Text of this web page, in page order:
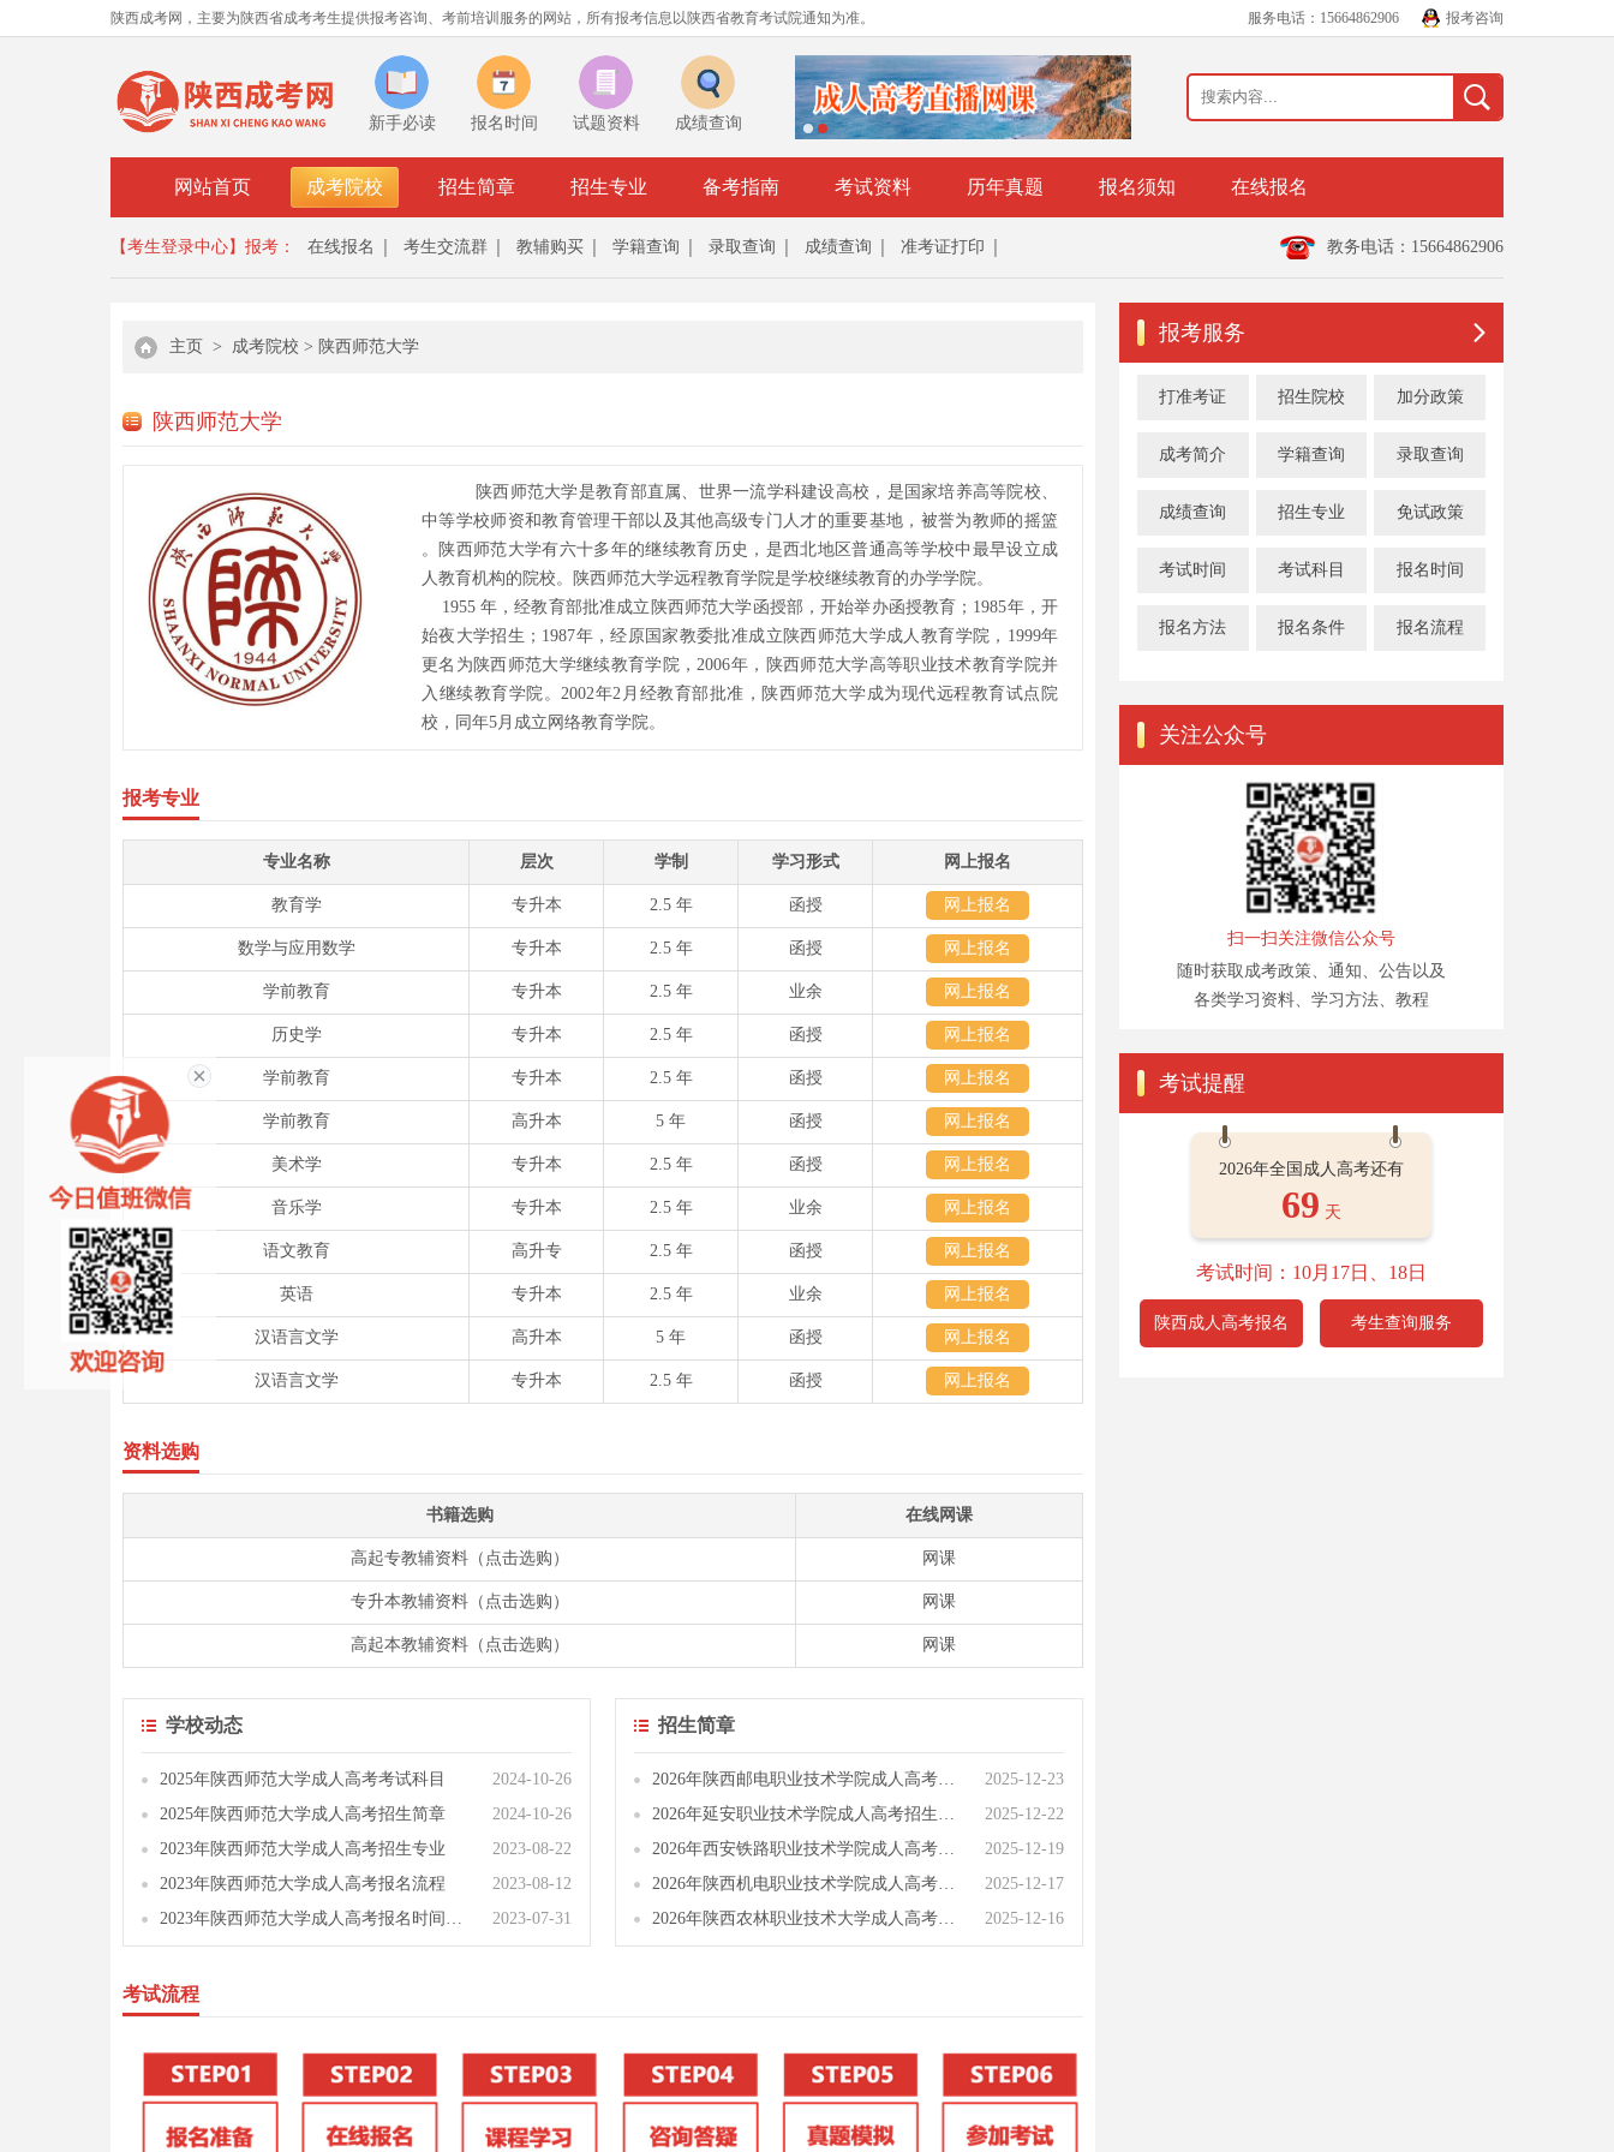
陕西成考网，主要为陕西省成考考生提供报考咨询、考前培训服务的网站，所有报考信息以陕西省教育考试院通知为准。 服务电话：15664862906 报考咨询
新手必读 报名时间 试题资料 成绩查询
网站首页 成考院校 招生简章 招生专业 备考指南 考试资料 历年真题 报名须知 在线报名
【考生登录中心】 报考： 在线报名 考生交流群 教辅购买 学籍查询 录取查询 成绩查询 准考证打印 教务电话：15664862906
主页 > 成考院校 > 陕西师范大学
陕西师范大学
陕西师范大学是教育部直属、世界一流学科建设高校，是国家培养高等院校、
中等学校师资和教育管理干部以及其他高级专门人才的重要基地，被誉为教师的摇篮
。陕西师范大学有六十多年的继续教育历史，是西北地区普通高等学校中最早设立成
人教育机构的院校。陕西师范大学远程教育学院是学校继续教育的办学学院。
1955 年，经教育部批准成立陕西师范大学函授部，开始举办函授教育；1985年，开
始夜大学招生；1987年，经原国家教委批准成立陕西师范大学成人教育学院，1999年
更名为陕西师范大学继续教育学院，2006年，陕西师范大学高等职业技术教育学院并
入继续教育学院。2002年2月经教育部批准，陕西师范大学成为现代远程教育试点院
校，同年5月成立网络教育学院。
报考专业
专业名称 层次 学制 学习形式 网上报名
教育学 专升本 2.5 年 函授 网上报名
数学与应用数学 专升本 2.5 年 函授 网上报名
学前教育 专升本 2.5 年 业余 网上报名
历史学 专升本 2.5 年 函授 网上报名
学前教育 专升本 2.5 年 函授 网上报名
学前教育 高升本 5 年 函授 网上报名
美术学 专升本 2.5 年 函授 网上报名
音乐学 专升本 2.5 年 业余 网上报名
语文教育 高升专 2.5 年 函授 网上报名
英语 专升本 2.5 年 业余 网上报名
汉语言文学 高升本 5 年 函授 网上报名
汉语言文学 专升本 2.5 年 函授 网上报名
资料选购
书籍选购 在线网课
高起专教辅资料（点击选购） 网课
专升本教辅资料（点击选购） 网课
高起本教辅资料（点击选购） 网课
学校动态
2024-10-26
2025年陕西师范大学成人高考考试科目
2024-10-26
2025年陕西师范大学成人高考招生简章
2023-08-22
2023年陕西师范大学成人高考招生专业
2023-08-12
2023年陕西师范大学成人高考报名流程
2023-07-31
2023年陕西师范大学成人高考报名时间及报名方式
招生简章
2025-12-23
​2026年陕西邮电职业技术学院成人高考招生简章
2025-12-22
​2026年延安职业技术学院成人高考招生简章
2025-12-19
​2026年西安铁路职业技术学院成人高考招生简章
2025-12-17
​2026年陕西机电职业技术学院成人高考招生简章
2025-12-16
2026年陕西农林职业技术大学成人高考招生简章
考试流程
报考服务
打准考证 招生院校 加分政策
成考简介 学籍查询 录取查询
成绩查询 招生专业 免试政策
考试时间 考试科目 报名时间
报名方法 报名条件 报名流程
关注公众号
扫一扫关注微信公众号
随时获取成考政策、通知、公告以及
各类学习资料、学习方法、教程
考试提醒
2026年全国成人高考还有
69 天
考试时间：10月17日、18日
陕西成人高考报名 考生查询服务